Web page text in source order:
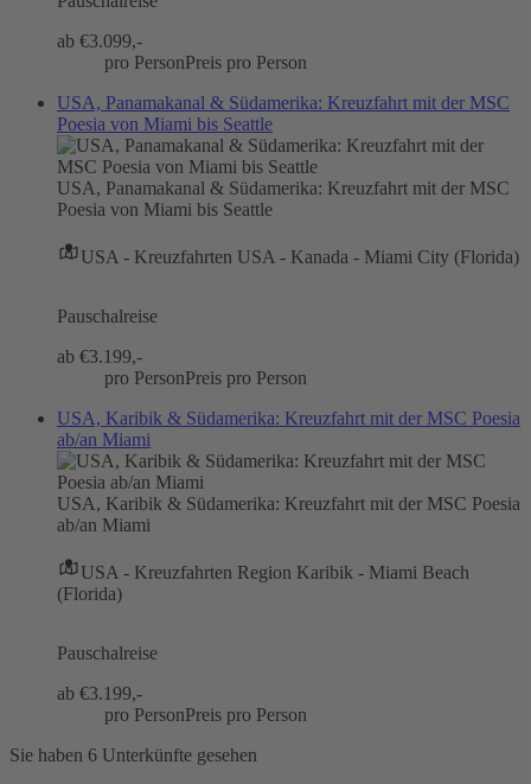
ab €3.099,-
pro PersonPreis pro Person
USA, Panamakanal & Südamerika: Kreuzfahrt mit der MSC
Poesia von Miami bis Seattle
USA, Panamakanal & Südamerika: Kreuzfahrt mit der MSC
Poesia von Miami bis Seattle
USA - Kreuzfahrten USA - Kanada - Miami City (Florida)
Pauschalreise
ab €3.199,-
pro PersonPreis pro Person
USA, Karibik & Südamerika: Kreuzfahrt mit der MSC Poesia
ab/an Miami
USA, Karibik & Südamerika: Kreuzfahrt mit der MSC Poesia
ab/an Miami
USA - Kreuzfahrten Region Karibik - Miami Beach
(Florida)
Pauschalreise
ab €3.199,-
pro PersonPreis pro Person
Sie haben 6 Unterkünfte gesehen